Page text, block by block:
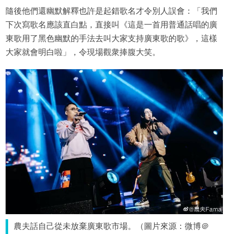
隨後他們還幽默解釋也許是起錯歌名才令別人誤會：「我們
下次寫歌名應該直白點，直接叫《這是一首用普通話唱的廣
東歌用了黑色幽默的手法去叫大家支持廣東歌的歌》，這樣
大家就會明白啦」，令現場觀衆捧腹大笑。
農夫話自己從未放棄廣東歌市場。（圖片來源：微博＠